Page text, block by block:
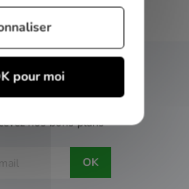
nos bons plans
OK
pour moi